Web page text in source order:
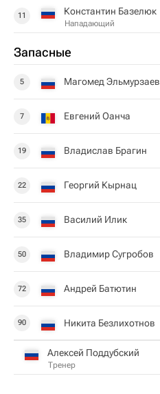
11 Константин Базелюк
Нападающий
Запасные
5 Магомед Эльмурзаев
7 Евгений Оанча
19 Владислав Брагин
22 Георгий Кырнац
35 Василий Илик
50 Владимир Сугробов
72 Андрей Батютин
90 Никита Безлихотнов
Алексей Поддубский
Тренер